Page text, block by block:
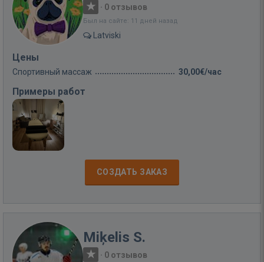
· 0 отзывов
Был на сайте: 11 дней назад
Latviski
Цены
Спортивный массаж 30,00€/час
Примеры работ
СОЗДАТЬ ЗАКАЗ
Miķelis S.
· 0 отзывов